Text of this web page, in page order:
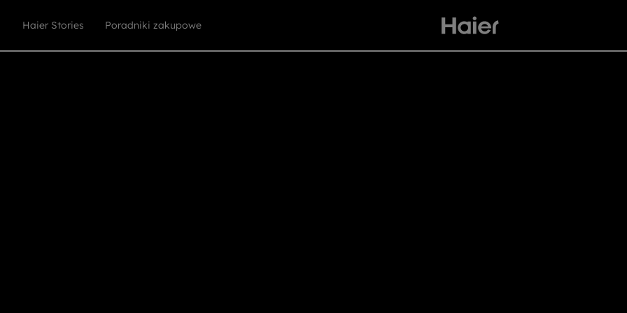
Haier Stories Poradniki zakupowe